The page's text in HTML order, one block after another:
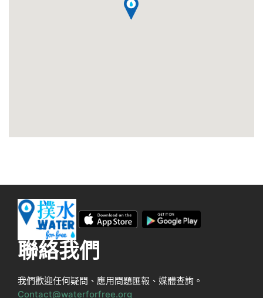
聯絡我們
我們歡迎任何疑問、應用問題匯報、媒體查詢。
Contact@waterforfree.org